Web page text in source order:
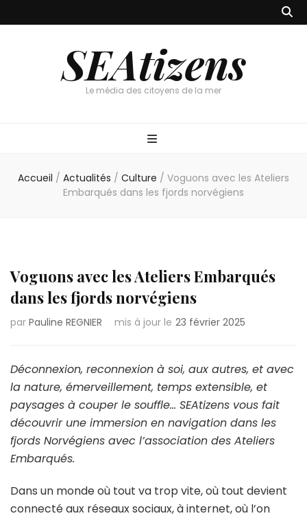
SEAtizens
Le média des citoyens de la mer
Accueil / Actualités / Culture / Voguons avec les Ateliers
Embarqués dans les fjords norvégiens
Voguons avec les Ateliers Embarqués
dans les fjords norvégiens
par Pauline REGNIER mis à jour le 23 février 2025
Déconnexion, reconnexion à soi, aux autres, et avec
la nature, émerveillement, temps extensible, et
paysages à couper le souffle… SEAtizens vous fait
découvrir une immersion en navigation dans les
fjords Norvégiens avec l’association des Ateliers
Embarqués.
Dans un monde où tout va trop vite, où tout devient
connecté aux réseaux sociaux, à internet, où l’on